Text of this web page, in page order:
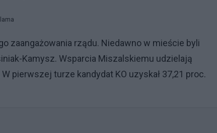
zaangażowania rządu. Niedawno w mieście byli
Kamysz. Wsparcia Miszalskiemu udzielają
pierwszej turze kandydat KO uzyskał 37,21 proc.